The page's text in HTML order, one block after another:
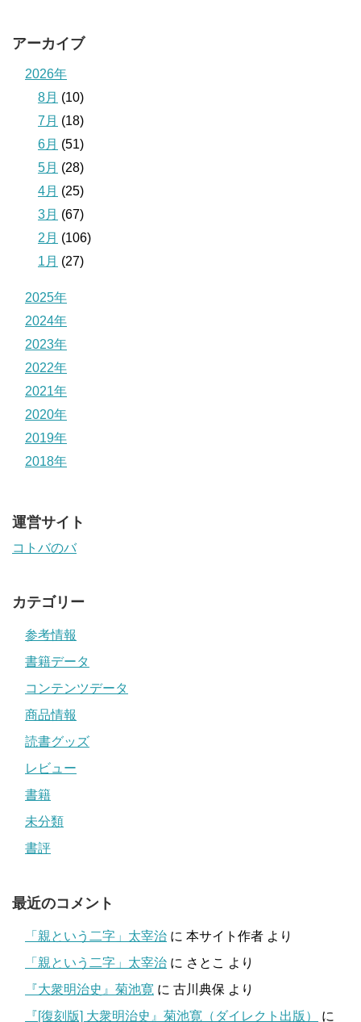
アーカイブ
2026年
8月 (10)
7月 (18)
6月 (51)
5月 (28)
4月 (25)
3月 (67)
2月 (106)
1月 (27)
2025年
2024年
2023年
2022年
2021年
2020年
2019年
2018年
運営サイト
コトバのバ
カテゴリー
参考情報
書籍データ
コンテンツデータ
商品情報
読書グッズ
レビュー
書籍
未分類
書評
最近のコメント
「親という二字」太宰治 に 本サイト作者 より
「親という二字」太宰治 に さとこ より
『大衆明治史』菊池寛 に 古川典保 より
『[復刻版] 大衆明治史』菊池寛（ダイレクト出版）
に